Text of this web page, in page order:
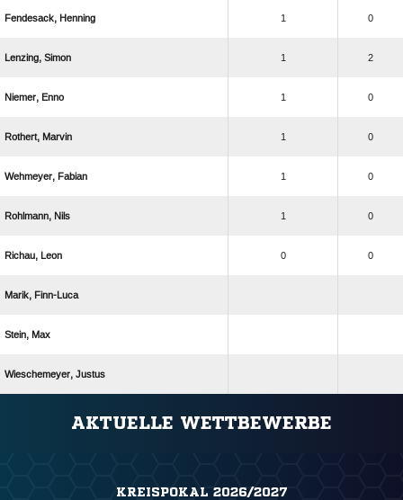
  1 0
  1 2
  1 0
  1 0
  1 0
  1 0
  0 0
 
 
 
AKTUELLE WETTBEWERBE
KREISPOKAL 2026/2027